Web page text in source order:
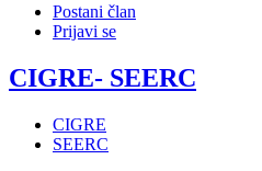
Postani član
Prijavi se
CIGRE- SEERC
CIGRE
SEERC